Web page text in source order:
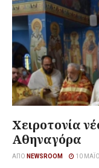
Χειροτονία
Αθηναγόρα
ΑΠΌ NEWSROOM 10